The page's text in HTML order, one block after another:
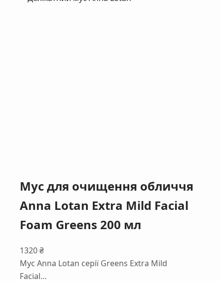
Мус для очищення обличчя
Anna Lotan Extra Mild Facial
Foam Greens 200 мл
1320₴
Мус Anna Lotan серії Greens Extra Mild
Facial…